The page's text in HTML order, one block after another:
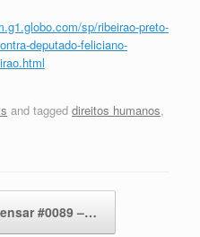
sp/ribeirao-preto-
deputado-feliciano-
and tagged direitos humanos,
#0089 –…